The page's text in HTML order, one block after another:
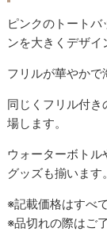
ピンクのトート
ンを大きくデザイ
フリルが華やかで
同じくフリル付
場します。
ウォーターボトル
グッズも揃います。
※記載価格はすべ
※品切れの際はご